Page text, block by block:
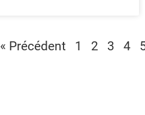
« Précédent 1 2 3 4